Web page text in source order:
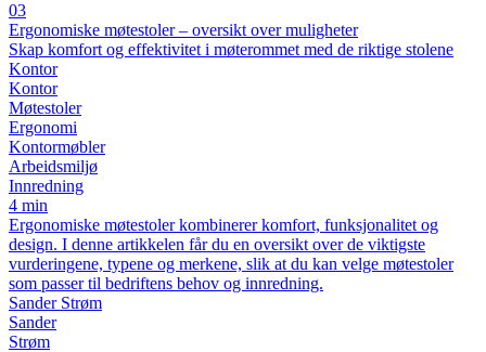
03
Ergonomiske møtestoler – oversikt over muligheter
Skap komfort og effektivitet i møterommet med de riktige stolene
Kontor
Kontor
Møtestoler
Ergonomi
Kontormøbler
Arbeidsmiljø
Innredning
4 min
Ergonomiske møtestoler kombinerer komfort, funksjonalitet og
design. I denne artikkelen får du en oversikt over de viktigste
vurderingene, typene og merkene, slik at du kan velge møtestoler
som passer til bedriftens behov og innredning.
Sander Strøm
Sander
Strøm